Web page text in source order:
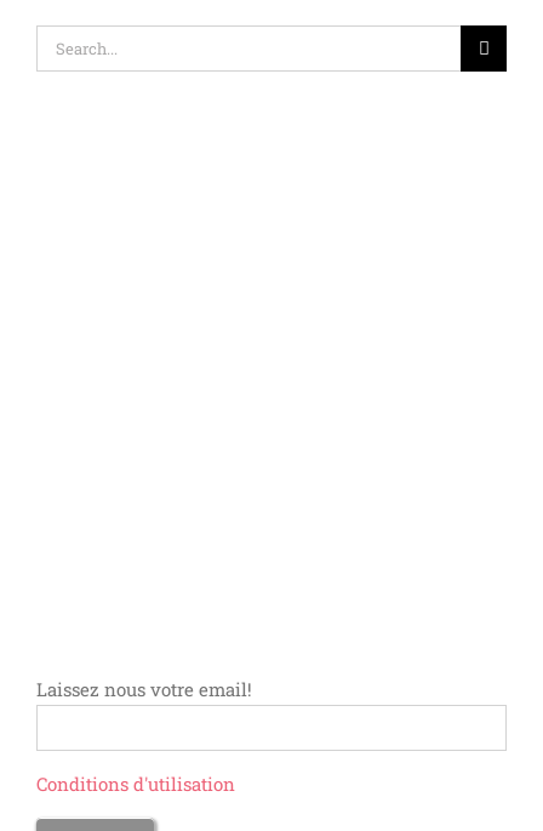
Search
for:
Laissez nous votre email!
Conditions d'utilisation